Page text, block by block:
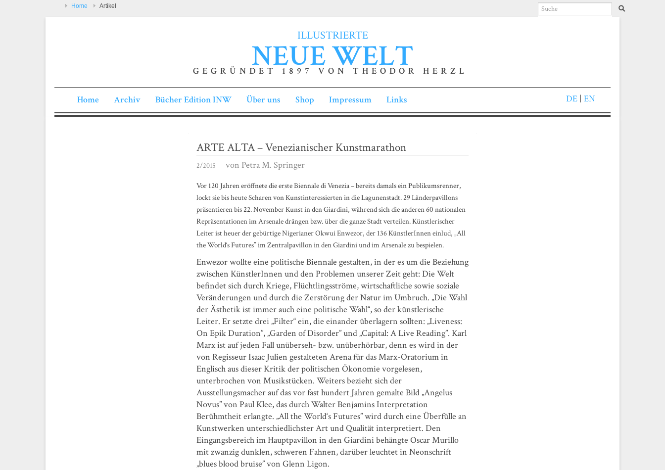
Home Artikel
ILLUSTRIERTE
NEUE WELT
GEGRÜNDET 1897 VON THEODOR HERZL
Home Archiv Bücher Edition INW Über uns Shop Impressum Links DE | EN
ARTE ALTA – Venezianischer Kunstmarathon
2/2015 von Petra M. Springer
Vor 120 Jahren eröffnete die erste Biennale di Venezia – bereits damals ein Publikumsrenner,
lockt sie bis heute Scharen von Kunstinteressierten in die Lagunenstadt. 29 ­Länderpavillons
präsentieren bis 22. November Kunst in den Giardini, während sich die anderen 60 nationalen
Repräsentationen im Arsenale drängen bzw. über die ganze Stadt verteilen. Künstlerischer
Leiter ist heuer der gebürtige Nigerianer Okwui Enwezor, der 136 KünstlerInnen einlud, „All
the World‘s Futures” im Zentralpavillon in den Giardini und im Arsenale zu bespielen.
Enwezor wollte eine politische Biennale gestalten, in der es um die Beziehung
zwischen KünstlerInnen und den Problemen unserer Zeit geht: Die Welt
befindet sich durch Kriege, Flüchtlingsströme, wirtschaftliche sowie soziale
Veränderungen und durch die Zerstörung der Natur im Umbruch. „Die Wahl
der Ästhetik ist immer auch eine politische Wahl“, so der künstlerische
Leiter. Er setzte drei „Filter“ ein, die einander überlagern sollten: „Liveness:
On Epik Duration”, „Garden of Disorder” und „Capital: A Live Reading”. Karl
Marx ist auf jeden Fall unüberseh- bzw. unüberhörbar, denn es wird in der
von Regisseur Isaac Julien gestalteten Arena für das Marx-Oratorium in
Englisch aus dieser Kritik der politischen Ökonomie vorgelesen,
unterbrochen von Musikstücken. Weiters bezieht sich der
Ausstellungsmacher auf das vor fast hundert Jahren gemalte Bild „Angelus
Novus” von Paul Klee, das durch Walter Benjamins Interpretation
Berühmtheit erlangte. „All the World‘s Futures” wird durch eine Überfülle an
Kunstwerken unterschiedlichster Art und Qualität interpretiert. Den
Eingangsbereich im Hauptpavillon in den Giardini behängte Oscar Murillo
mit zwanzig dunklen, schweren Fahnen, darüber leuchtet in Neonschrift
„blues blood bruise” von Glenn Ligon.